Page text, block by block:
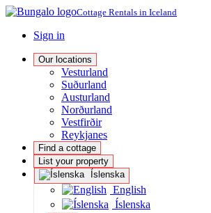
Cottage Rentals in Iceland
Sign in
Our locations
Vesturland
Suðurland
Austurland
Norðurland
Vestfirðir
Reykjanes
Find a cottage
List your property
Íslenska
English
Íslenska